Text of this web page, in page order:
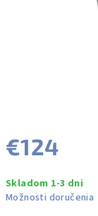
€124
cena:
Skladom 1-3 dni
Možnosti doručenia